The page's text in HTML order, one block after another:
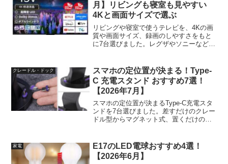
月】リビングも寝室も見やすい
4Kと画面サイズで選ぶ
リビングや寝室で使うテレビを、4Kの画
質や画面サイズ、録画のしやすさをもと
に7台選びました。レグザやソニーなど人
紹介します。
クレードル・ドック
スマホの定位置が決まる！Type-
C 充電スタンド おすすめ7選！
【2026年7月】
スマホの定位置が決まるType-C充電スタ
ンドを7台選びました。差すだけのクレー
ドル型からマグネット式、置くだけのQi2
家電
E17のLED電球おすすめ4選！
【2026年6月】